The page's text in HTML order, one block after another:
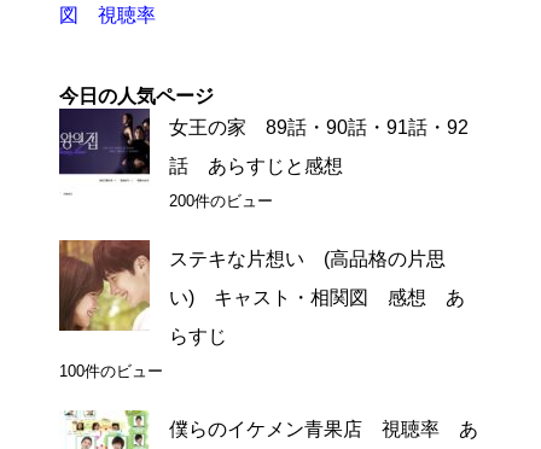
図 視聴率
今日の人気ページ
女王の家 89話・90話・91話・92
話 あらすじと感想
200件のビュー
ステキな片想い (高品格の片思
い) キャスト・相関図 感想 あ
らすじ
100件のビュー
僕らのイケメン青果店 視聴率 あ